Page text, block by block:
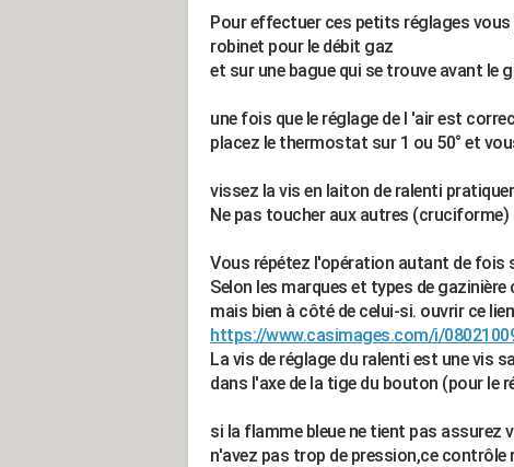
Pour effectuer ces petits réglages
robinet pour le débit gaz
et sur une bague qui se trouve avant le
une fois que le réglage de l 'air est
placez le thermostat sur 1 ou 50° et
vissez la vis en laiton de ralenti
Ne pas toucher aux autres (cruciforme)
Vous répétez l'opération autant de fois
Selon les marques et types de
mais bien à côté de celui-si. ouvrir ce
https://www.casimages.com/i/
La vis de réglage du ralenti est une vis
dans l'axe de la tige du bouton (pour le
si la flamme bleue ne tient pas assurez
n'avez pas trop de pression,ce contrôle